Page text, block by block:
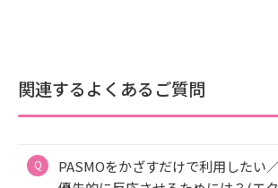
関連するよくあるご質問
PASMOをかざすだけで利用したい